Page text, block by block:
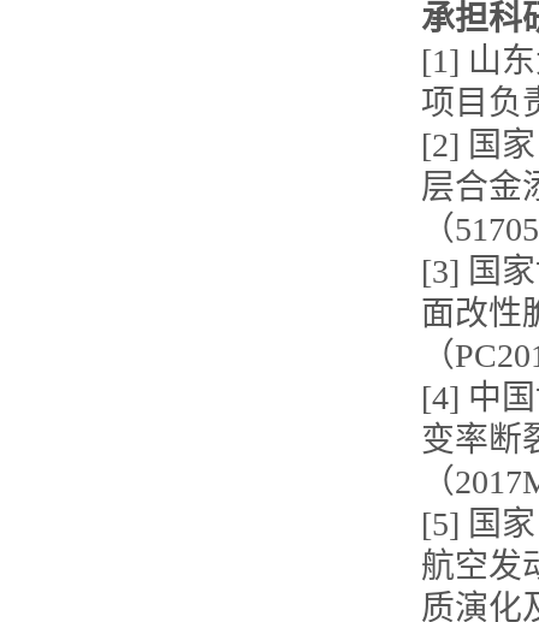
承担科
[1] 山
项目负
[2] 国
层合金
（
[3] 国
面改性
（
[4] 中
变率断
（
[5] 国
航空发
质演化